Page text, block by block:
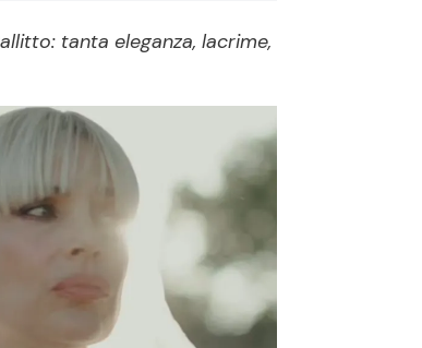
per Bambini
tanta eleganza, lacrime,